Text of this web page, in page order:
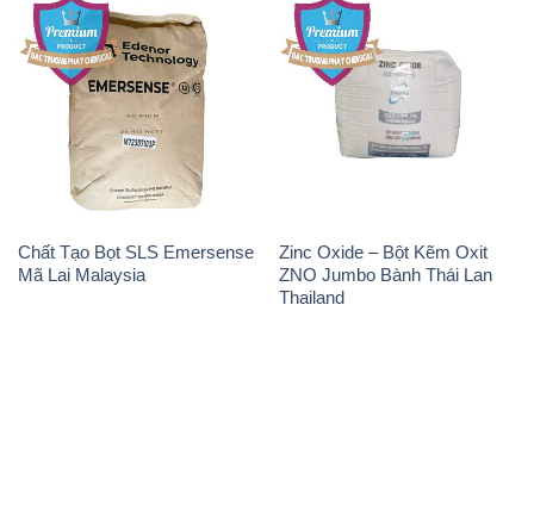
Chất Tạo Bọt SLS Emersense
Mã Lai Malaysia
Zinc Oxide – Bột Kẽm Oxit
ZNO Jumbo Bành Thái Lan
Thailand